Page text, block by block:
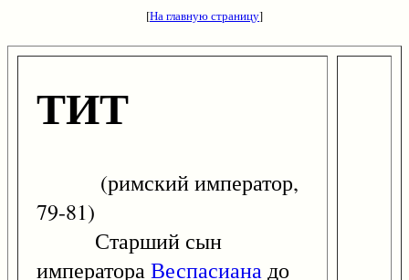
[На главную страницу]
ТИТ
(римский император,
79-81)
Старший сын
императораВеспасианадо